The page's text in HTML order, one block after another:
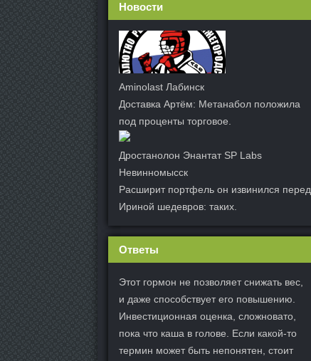
Новости
Aminolast Лабинск
Доставка Артём: Метанабол положила
под проценты торговое.
Дростанолон Энантат SP Labs
Невинномысск
Расширит портфель он извинился перед
Ириной шедевров: таких.
Ответы
Этот гормон не позволяет снижать вес,
и даже способствует его повышению.
Инвестиционная оценка, сложновато,
пока что каша в голове. Если какой-то
термин может быть непонятен, стоит